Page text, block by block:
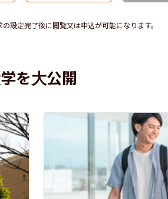
設定完了後に閲覧又は申込が可能になります。
を大公開